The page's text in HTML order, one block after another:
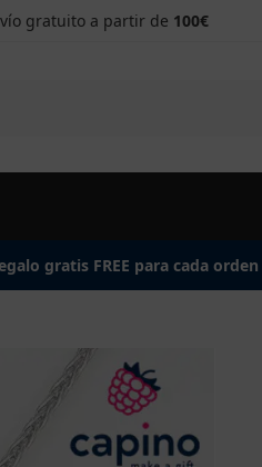
gratuito a partir de 100€
gratis FREE para cada orden